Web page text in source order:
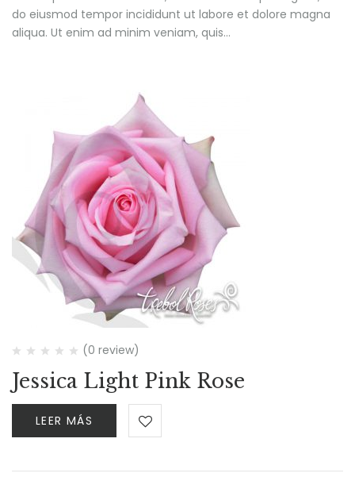
do eiusmod tempor incididunt ut labore et dolore magna
aliqua. Ut enim ad minim veniam, quis…
(0 review)
Jessica Light Pink Rose
LEER MÁS